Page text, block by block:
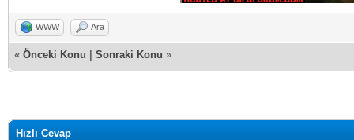
WWW Ara
« Önceki Konu Sonraki Konu »
Hızlı Cevap